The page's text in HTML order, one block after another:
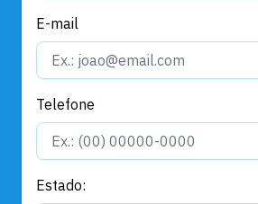
E-mail
Telefone
Estado: